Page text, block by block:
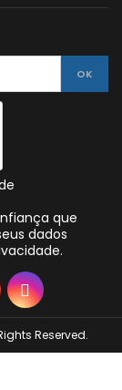
que
dados
Reserved.